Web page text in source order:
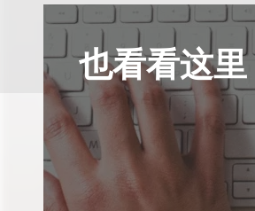
也看看这里